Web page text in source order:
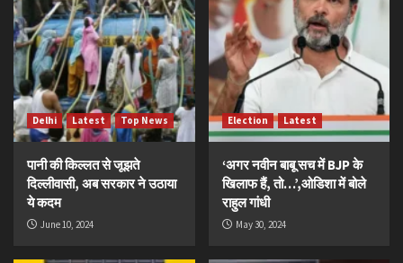
Delhi Latest Top News
पानी की किल्लत से जूझते
दिल्लीवासी, अब सरकार ने उठाया
ये कदम
June 10, 2024
Election Latest
‘अगर नवीन बाबू सच में BJP के
खिलाफ हैं, तो…’,ओडिशा में बोले
राहुल गांधी
May 30, 2024